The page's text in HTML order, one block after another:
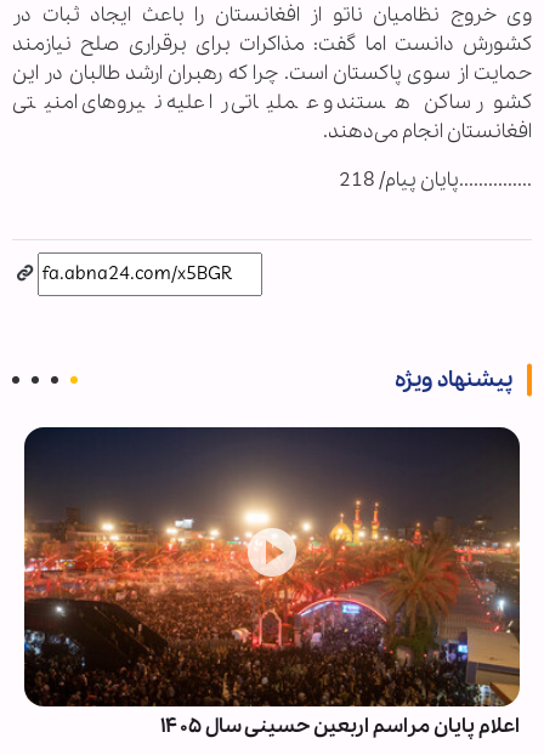
وی خروج نظامیان ناتو از افغانستان را باعث ایجاد ثبات در
کشورش دانست اما گفت: مذاکرات برای برقراری صلح نیازمند
حمایت از سوی پاکستان است. چرا که رهبران ارشد طالبان در این
کشور ساکن هستند و عملیاتی را علیه نیروهای امنیتی
افغانستان انجام می‌دهند.
...............پایان پیام/ 218
پیشنهاد ویژه
اعلام پایان مراسم اربعین حسینی سال ۱۴۰۵